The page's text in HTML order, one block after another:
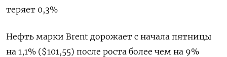
теряет 0,3%
Нефть марки Brent ​дорожает с начала пятницы
‌на 1,1% ($101,55) после роста более чем на 9%